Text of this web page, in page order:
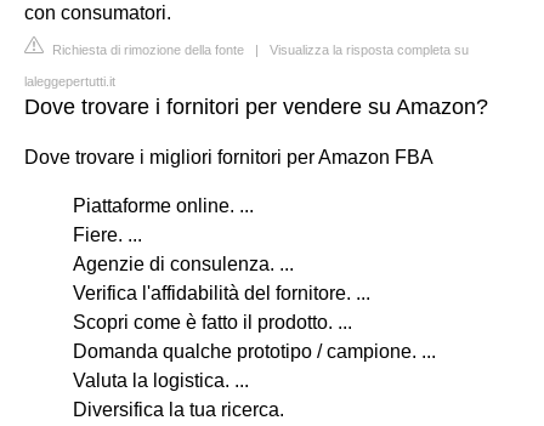
con consumatori.
Richiesta di rimozione della fonte | Visualizza la risposta completa su
laleggepertutti.it
Dove trovare i fornitori per vendere su Amazon?
Dove trovare i migliori fornitori per Amazon FBA
Piattaforme online. ...
Fiere. ...
Agenzie di consulenza. ...
Verifica l'affidabilità del fornitore. ...
Scopri come è fatto il prodotto. ...
Domanda qualche prototipo / campione. ...
Valuta la logistica. ...
Diversifica la tua ricerca.